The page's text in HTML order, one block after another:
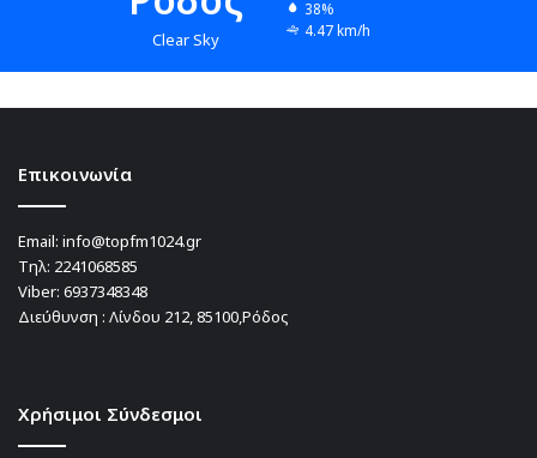
Clear Sky
38%
4.47 km/h
Επικοινωνία
Email: info@topfm1024.gr
Τηλ: 2241068585
Viber: 6937348348
Διεύθυνση : Λίνδου 212, 85100,Ρόδος
Χρήσιμοι Σύνδεσμοι